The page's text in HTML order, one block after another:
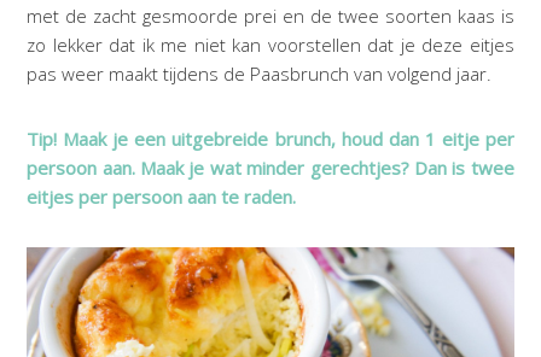
met de zacht gesmoorde prei en de twee soorten kaas is
zo lekker dat ik me niet kan voorstellen dat je deze eitjes
pas weer maakt tijdens de Paasbrunch van volgend jaar.
Tip! Maak je een uitgebreide brunch, houd dan 1 eitje per
persoon aan. Maak je wat minder gerechtjes? Dan is twee
eitjes per persoon aan te raden.